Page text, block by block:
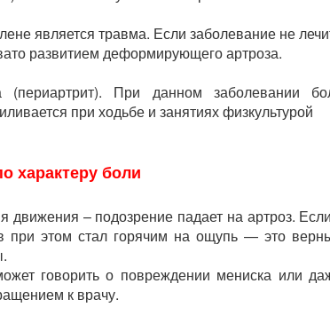
является травма. Если заболевание не
развитием деформирующего артроза.
(периартрит). При данном заболевании
при ходьбе и занятиях физкультурой
характеру боли
– подозрение падает на артроз.
при этом стал горячим на ощупь — это
говорить о повреждении мениска или
к врачу.